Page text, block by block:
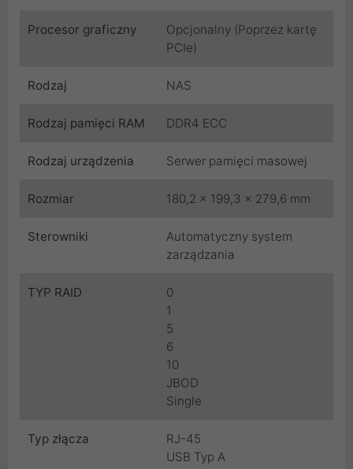
Procesor graficzny
Opcjonalny (Poprzez kartę
PCIe)
Rodzaj NAS
Rodzaj pamięci RAM DDR4 ECC
Rodzaj urządzenia Serwer pamięci masowej
Rozmiar 180,2 × 199,3 × 279,6 mm
Sterowniki
Automatyczny system
zarządzania
TYP RAID
0
1
5
6
10
JBOD
Single
Typ złącza
RJ-45
USB Typ A